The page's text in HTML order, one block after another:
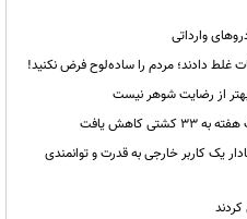
وارداتی
غلط دادند؛ مردم را ساده‌لوح فرض نکنید!
از رضایت شوهر نیست
کاهش یافت
یک کاربر خارجی به قدرت و توانمندی
کردند